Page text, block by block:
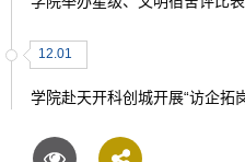
12.01
学院赴天开科创城开展“访企拓